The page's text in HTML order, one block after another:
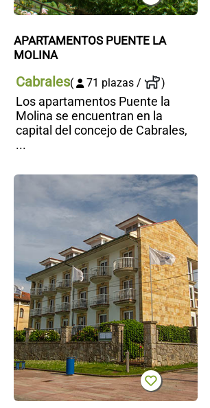
APARTAMENTOS PUENTE LA
MOLINA
Cabrales( 71 plazas / )
Los apartamentos Puente la
Molina se encuentran en la
capital del concejo de Cabrales,
...